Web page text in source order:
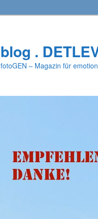
blog .
fotoGEN – Magazin für